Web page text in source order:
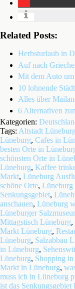
Related Posts:
Herbsturlaub in
Auf nach
Mit dem Auto um
10 lohnende
Alles über
6 Alternativen
Kategorien:
Tags: Altstadt Lüneburg
Lüneburg, Cafes in
besten Orte in
schönsten Orte in
Lüneburg, Kaffee
Markt, Lüneburg
schöne Orte, Lüneburg
Senkungsgebiet,
anschauen, Lüneburg
Lüneburger
Mittagstisch Lüneburg,
Markt Lüneburg,
Lüneburg, Salzabbau
in Lüneburg,
Lüneburg, Shopping
Markt in Lüneburg,
muss ich in Lüneburg
ist das Senkungsgebiet